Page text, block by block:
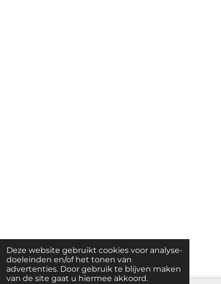
Deze website gebruikt cookies voor analyse-
doeleinden en/of het tonen van
advertenties. Door gebruik te blijven maken
van de site gaat u hiermee akkoord.